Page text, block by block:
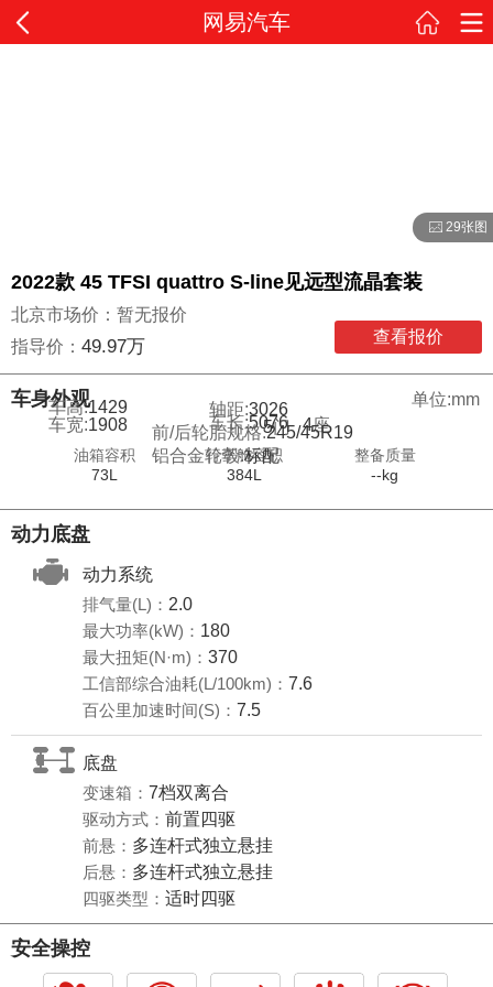
网易汽车
29张图
2022款 45 TFSI quattro S-line见远型流晶套装
北京市场价：暂无报价
指导价： 49.97万 查看报价
车身外观
单位:mm
车长:5076
车宽:1908 4座
5门
车高:1429 轴距:3026
前/后轮胎规格:245/45R19
铝合金轮毂:标配
油箱容积
73L
行李舱容积
384L
整备质量
--kg
动力底盘
动力系统
排气量(L)： 2.0
最大功率(kW)： 180
最大扭矩(N·m)： 370
工信部综合油耗(L/100km)： 7.6
百公里加速时间(S)： 7.5
底盘
变速箱： 7档双离合
驱动方式： 前置四驱
前悬： 多连杆式独立悬挂
后悬： 多连杆式独立悬挂
四驱类型： 适时四驱
安全操控